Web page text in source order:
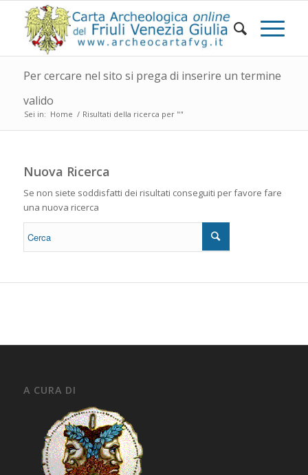
Per cercare nel sito si prega di inserire un termine
valido
Sei in: Home / Risultati della ricerca per ""
Nuova Ricerca
Se non siete soddisfatti dei risultati conseguiti per favore fare
una nuova ricerca
A CURA DI